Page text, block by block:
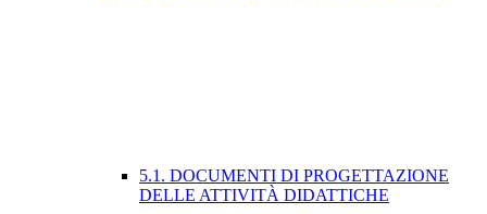
5.1. DOCUMENTI DI PROGETTAZIONE
DELLE ATTIVITÀ DIDATTICHE